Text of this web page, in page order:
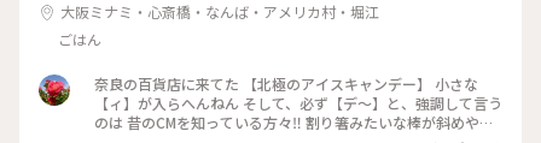
大阪ミナミ・心斎橋・なんば・アメリカ村・堀江
ごはん
奈良の百貨店に来てた 【北極のアイスキャンデー】 小さな
【ィ】が入らへんねん そして、必ず【デ〜】と、強調して言う
のは 昔のCMを知っている方々‼️ 割り箸みたいな棒が斜めやね